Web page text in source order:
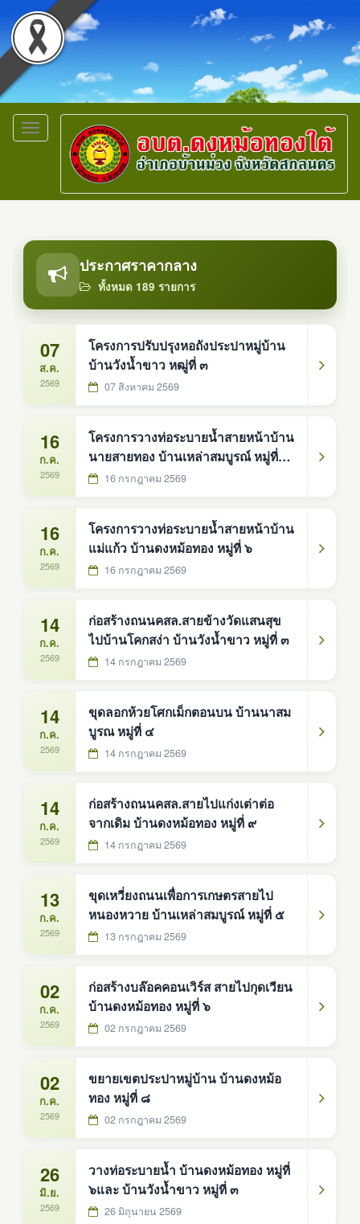
Toggle
navigation
ประกาศราคากลาง
ทั้งหมด 189 รายการ
07
ส.ค.
2569
โครงการปรับปรุงหอถังประปาหมู่บ้าน
บ้านวังน้ำขาว หฒู่ที่ ๓
07 สิงหาคม 2569
16
ก.ค.
2569
โครงการวางท่อระบายน้ำสายหน้าบ้าน
นายสายทอง บ้านเหล่าสมบูรณ์ หมู่ที่
๑๐ 16 กรกฎาคม 2569
16
ก.ค.
2569
โครงการวางท่อระบายน้ำสายหน้าบ้าน
แม่แก้ว บ้านดงหม้อทอง หมู่ที่ ๖
16 กรกฎาคม 2569
14
ก.ค.
2569
ก่อสร้างถนนคสล.สายข้างวัดแสนสุข
ไปบ้านโคกสง่า บ้านวังน้ำขาว หมู่ที่ ๓
14 กรกฎาคม 2569
14
ก.ค.
2569
ขุดลอกห้วยโศกเม็กตอนบน บ้านนาสม
บูรณ หมู่ที่ ๔
14 กรกฎาคม 2569
14
ก.ค.
2569
ก่อสร้างถนนคสล.สายไปแก่งเต่าต่อ
จากเดิม บ้านดงหม้อทอง หมู่ที่ ๙
14 กรกฎาคม 2569
13
ก.ค.
2569
ขุดเหวี่ยงถนนเพื่อการเกษตรสายไป
หนองหวาย บ้านเหล่าสมบูรณ์ หมู่ที่ ๕
13 กรกฎาคม 2569
02
ก.ค.
2569
ก่อสร้างบล๊อคคอนเวิร์ส สายไปกุดเวียน
บ้านดงหม้อทอง หมู่ที่ ๖
02 กรกฎาคม 2569
02
ก.ค.
2569
ขยายเขตประปาหมู่บ้าน บ้านดงหม้อ
ทอง หมู่ที่ ๘
02 กรกฎาคม 2569
26
มิ.ย.
2569
วางท่อระบายน้ำ บ้านดงหม้อทอง หมู่ที่
๖และ บ้านวังน้ำขาว หมู่ที่ ๓
26 มิถุนายน 2569